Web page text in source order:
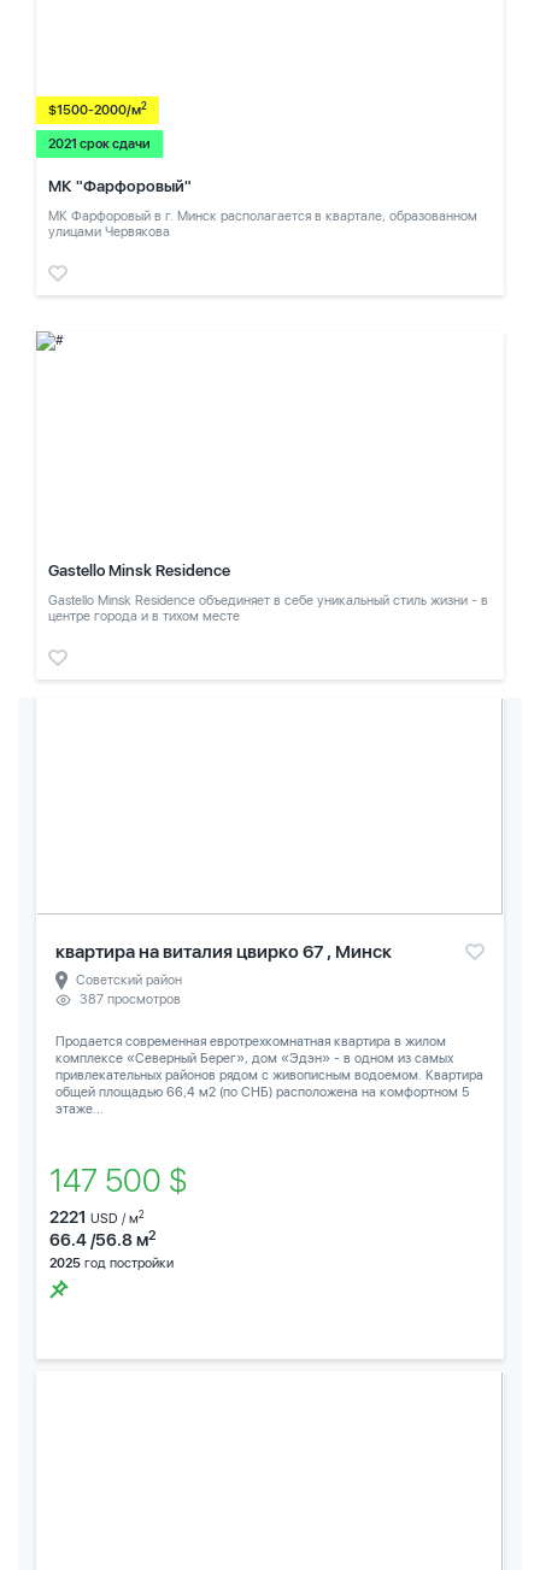
$1500-2000/м2
2021 срок сдачи
МК "Фарфоровый"
МК Фарфоровый в г. Минск располагается в квартале, образованном
улицами Червякова
Gastello Minsk Residence
Gastello Minsk Residence объединяет в себе уникальный стиль жизни - в
центре города и в тихом месте
квартира на виталия цвирко 67 , Минск
Советский район
387 просмотров
Продается современная евротрехкомнатная квартира в жилом
комплексе «Северный Берег», дом «Эдэн» - в одном из самых
привлекательных районов рядом с живописным водоемом. Квартира
общей площадью 66,4 м2 (по СНБ) расположена на комфортном 5
этаже...
147 500 $
2221 USD / м2
66.4 /56.8 м2
2025 год постройки